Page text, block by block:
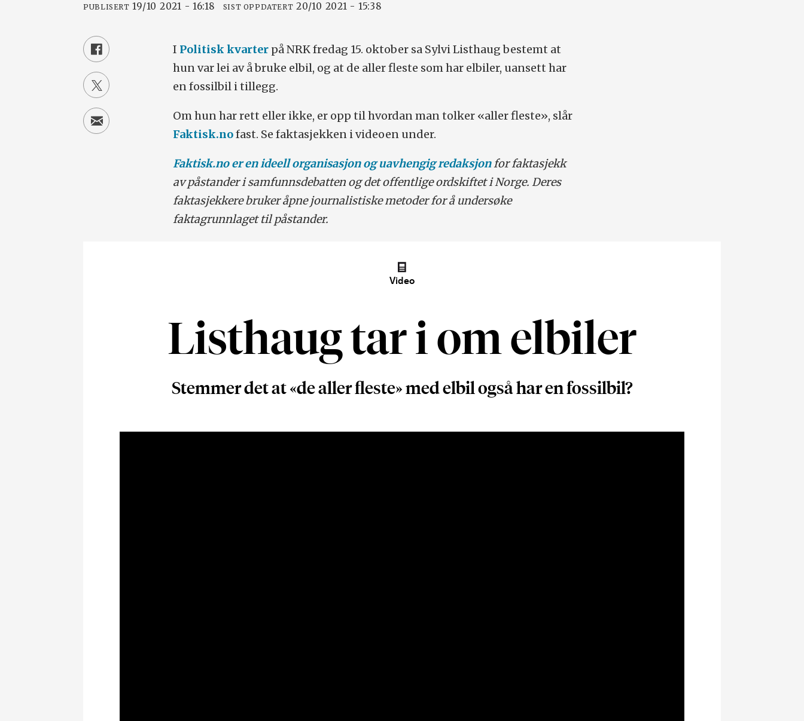
PUBLISERT 19/10 2021 - 16:18 SIST OPPDATERT 20/10 2021 - 15:38
I Politisk kvarter på NRK fredag 15. oktober sa Sylvi Listhaug bestemt at
hun var lei av å bruke elbil, og at de aller fleste som har elbiler, uansett har
en fossilbil i tillegg.
Om hun har rett eller ikke, er opp til hvordan man tolker «aller fleste», slår
Faktisk.nofast. Se faktasjekken i videoen under.
Faktisk.no er en ideell organisasjon og uavhengig redaksjonfor faktasjekk
av påstander i samfunnsdebatten og det offentlige ordskiftet i Norge. Deres
faktasjekkere bruker åpne journalistiske metoder for å undersøke
faktagrunnlaget til påstander.